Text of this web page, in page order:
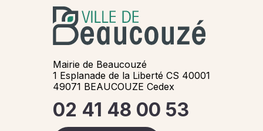
Mairie de Beaucouzé
1 Esplanade de la Liberté CS 40001
49071 BEAUCOUZE Cedex
02 41 48 00 53